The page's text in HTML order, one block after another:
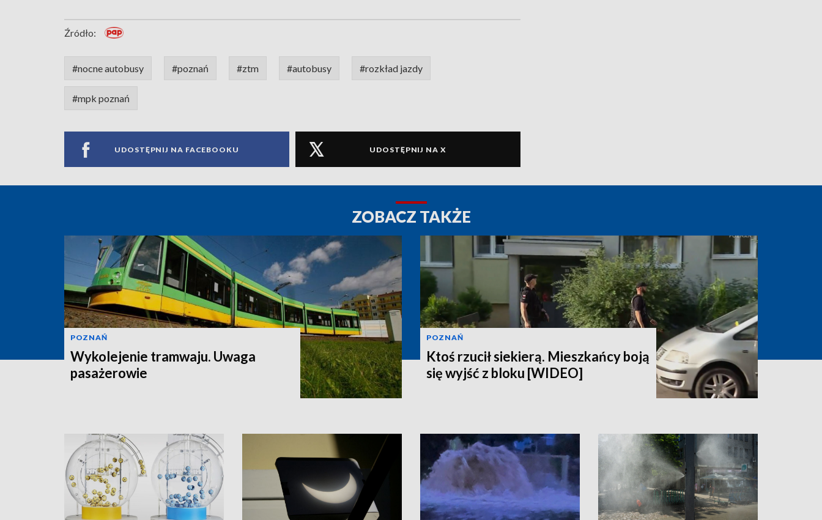
Źródło:
#nocne autobusy #poznań #ztm #autobusy #rozkład jazdy
#mpk poznań
UDOSTĘPNIJ NA FACEBOOKU UDOSTĘPNIJ NA X
ZOBACZ TAKŻE
POZNAŃ
Wykolejenie tramwaju. Uwaga
pasażerowie
POZNAŃ
Ktoś rzucił siekierą. Mieszkańcy boją
się wyjść z bloku [WIDEO]